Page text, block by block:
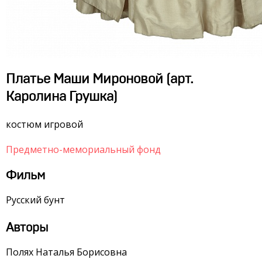
Платье Маши Мироновой (арт.
Каролина Грушка)
костюм игровой
Предметно-мемориальный фонд
Фильм
Русский бунт
Авторы
Полях Наталья Борисовна